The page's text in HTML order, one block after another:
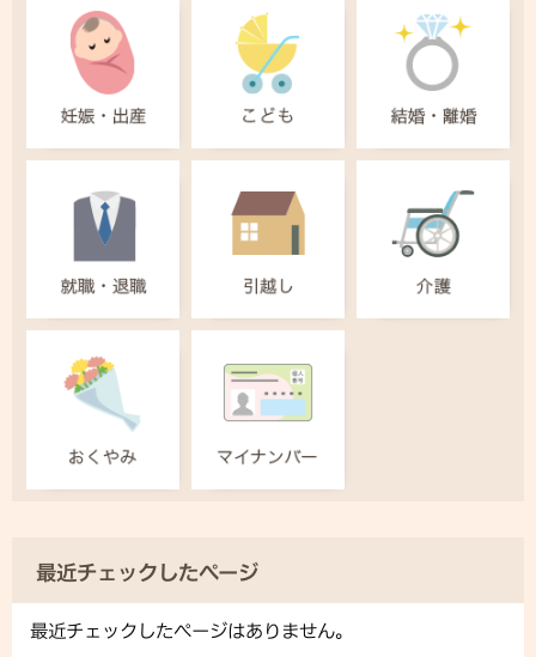
最近チェックしたページ
最近チェックしたページはありません。